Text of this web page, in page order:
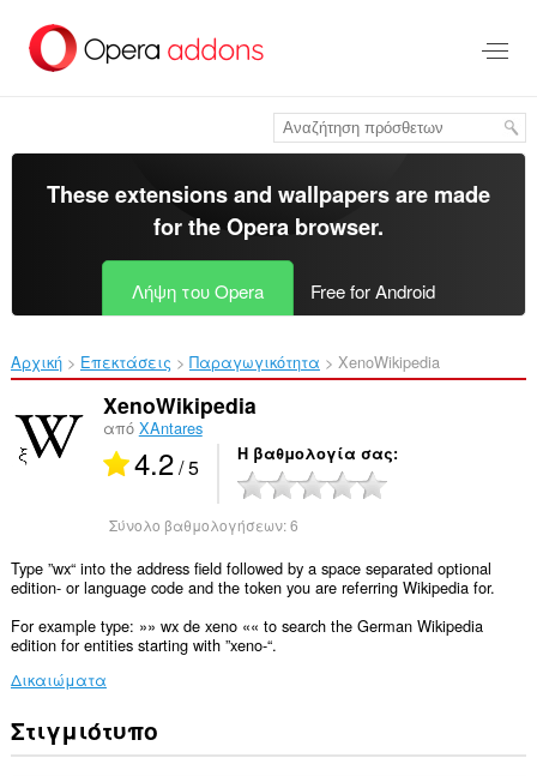
στο
κύριο
These extensions and wallpapers are made
for theOpera browser.
Λήψη του Opera Free for Android
Αρχική Επεκτάσεις Παραγωγικότητα XenoWikipedia‎
XenoWikipedia
από XAntares
4.2/ 5 Η βαθμολογία σας
Σύνολο βαθμολογήσεων:6
Type ”wx“ into the address field followed by a space separated optional
edition- or language code and the token you are referring Wikipedia for.
For example type: »» wx de xeno «« to search the German Wikipedia
edition for entities starting with ”xeno-“.
Δικαιώματα
Αυτή
η
Στιγμιότυπο